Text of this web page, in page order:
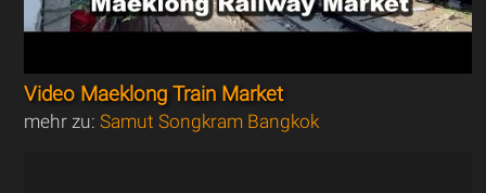
Video Maeklong Train Market
mehr zu:Samut Songkram Bangkok